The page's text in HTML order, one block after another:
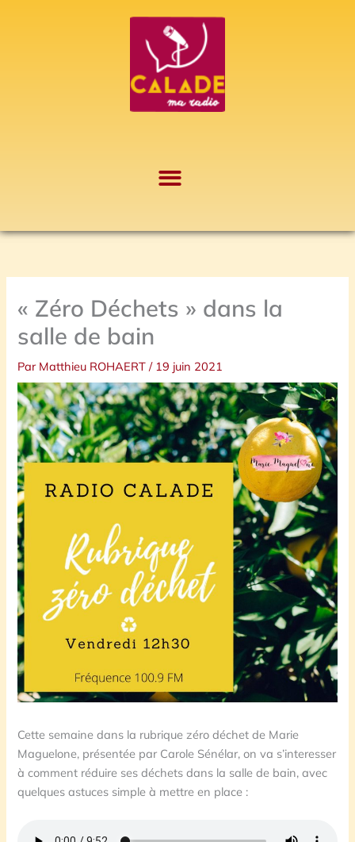
« Zéro Déchets » dans la
salle de bain
Par Matthieu ROHAERT/ 19 juin 2021
Cette semaine dans la rubrique zéro déchet de Marie
Maguelone, présentée par Carole Sénélar, on va s’interesser
à comment réduire ses déchets dans la salle de bain, avec
quelques astuces simple à mettre en place :